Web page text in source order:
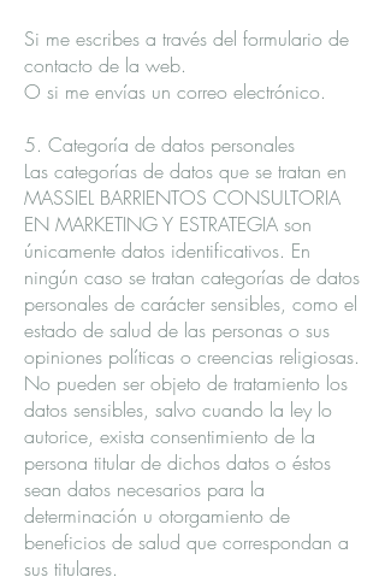
Si me escribes a través del formulario de
contacto de la web.
O si me envías un correo electrónico.
5. Categoría de datos personales
Las categorías de datos que se tratan en
MASSIEL BARRIENTOS CONSULTORIA
EN MARKETING Y ESTRATEGIA son
únicamente datos identificativos. En
ningún caso se tratan categorías de datos
personales de carácter sensibles, como el
estado de salud de las personas o sus
opiniones políticas o creencias religiosas.
No pueden ser objeto de tratamiento los
datos sensibles, salvo cuando la ley lo
autorice, exista consentimiento de la
persona titular de dichos datos o éstos
sean datos necesarios para la
determinación u otorgamiento de
beneficios de salud que correspondan a
sus titulares.